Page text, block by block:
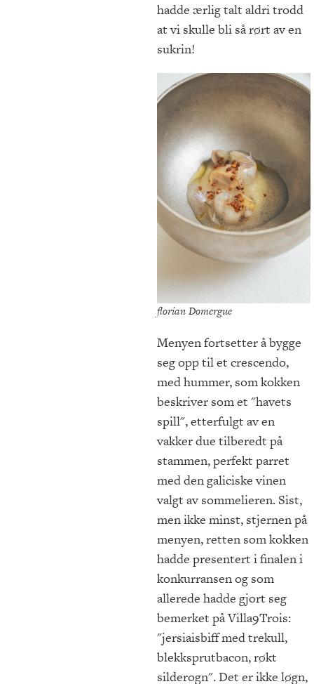
hadde ærlig talt aldri trodd
at vi skulle bli så rørt av en
sukrin!
florian Domergue
Menyen fortsetter å bygge
seg opp til et crescendo,
med hummer, som kokken
beskriver som et "havets
spill", etterfulgt av en
vakker due tilberedt på
stammen, perfekt parret
med den galiciske vinen
valgt av sommelieren. Sist,
men ikke minst, stjernen på
menyen, retten som kokken
hadde presentert i finalen i
konkurransen og som
allerede hadde gjort seg
bemerket på Villa9Trois:
"jersiaisbiff med trekull,
blekksprutbacon, røkt
silderogn". Det er ikke løgn,